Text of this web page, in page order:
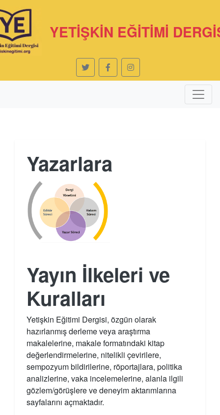
YETİŞKİN EĞİTİMİ
Yazarlara
Yayın İlkeleri ve
Kuralları
Yetişkin Eğitimi Dergisi, özgün olarak
hazırlanmış derleme veya araştırma
makalelerine, makale formatındaki kitap
değerlendirmelerine, nitelikli çevirilere,
sempozyum bildirilerine, röportajlara, politika
analizlerine, vaka incelemelerine, alanla ilgili
gözlem/görüşlere ve deneyim aktarımlarına
sayfalarını açmaktadır.